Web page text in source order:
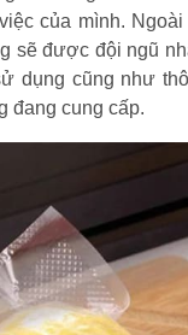
của mình. Ngoài
sẽ được đội ngũ
dụng cũng như
đang cung cấp.